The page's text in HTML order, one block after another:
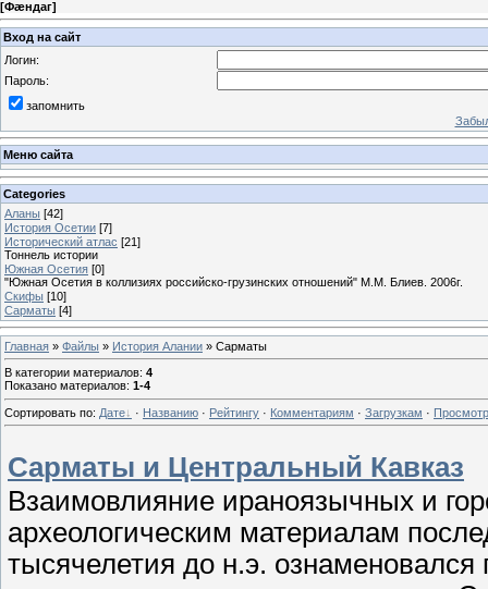
[Фæндаг]
Вход на сайт
Логин:
Пароль:
запомнить
Меню сайта
Categories
Аланы [42]
История Осетии [7]
Исторический атлас [21]
Тоннель истории
Южная Осетия [0]
"Южная Осетия в коллизиях российско-грузинских отношений" М.М. Блиев. 2006г.
Скифы [10]
Сарматы [4]
Главная » Файлы » История Алании » Сарматы
В категории материалов: 4
Показано материалов: 1-4
Сортировать по: Дате · Названию · Рейтингу · Комментариям · Загрузкам ·
Сарматы и Центральный Кавказ
Взаимовлияние ираноязычных и
археологическим материалам
тысячелетия до н.э.